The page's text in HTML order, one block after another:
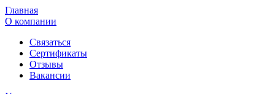
Главная
О компании
Связаться
Сертификаты
Отзывы
Вакансии